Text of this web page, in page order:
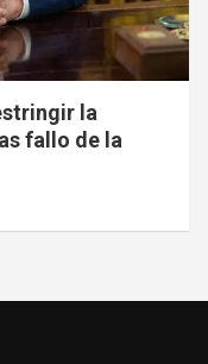
la
fallo de la